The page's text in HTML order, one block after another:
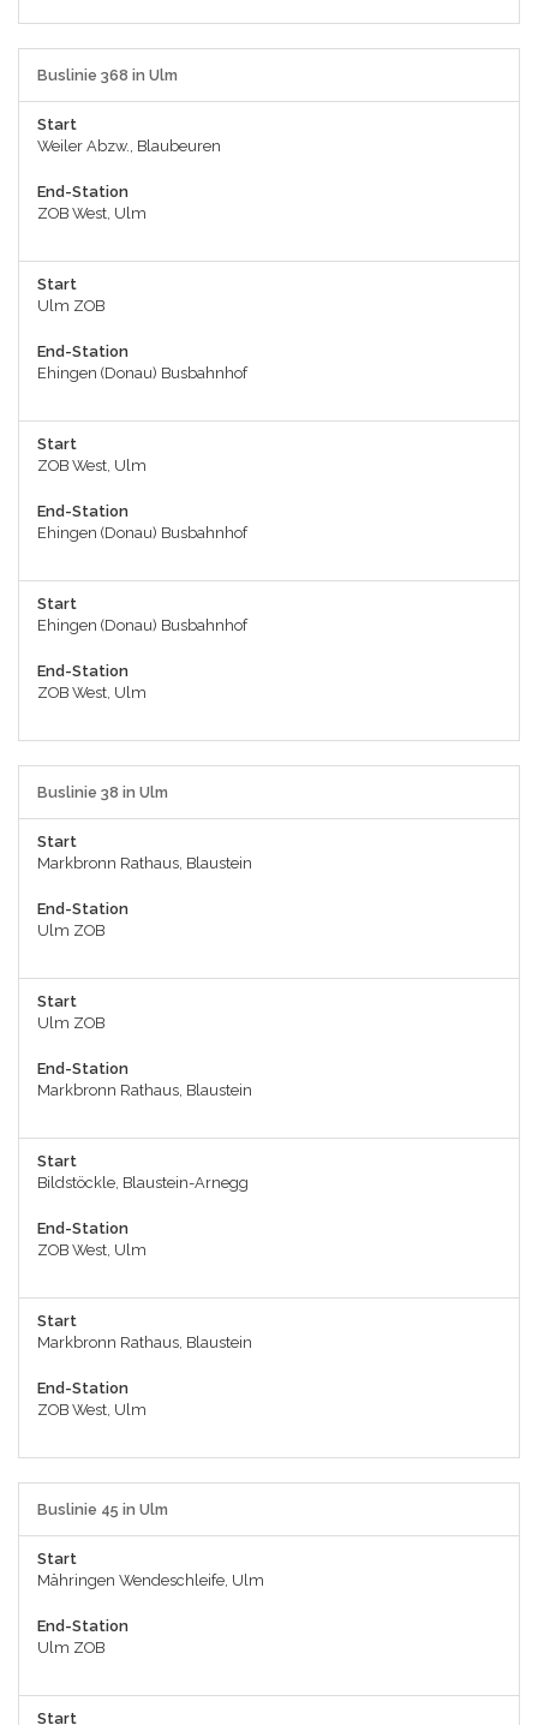
Buslinie 368 in Ulm
Start
Weiler Abzw., Blaubeuren
End-Station
ZOB West, Ulm
Start
Ulm ZOB
End-Station
Ehingen (Donau) Busbahnhof
Start
ZOB West, Ulm
End-Station
Ehingen (Donau) Busbahnhof
Start
Ehingen (Donau) Busbahnhof
End-Station
ZOB West, Ulm
Buslinie 38 in Ulm
Start
Markbronn Rathaus, Blaustein
End-Station
Ulm ZOB
Start
Ulm ZOB
End-Station
Markbronn Rathaus, Blaustein
Start
Bildstöckle, Blaustein-Arnegg
End-Station
ZOB West, Ulm
Start
Markbronn Rathaus, Blaustein
End-Station
ZOB West, Ulm
Buslinie 45 in Ulm
Start
Mähringen Wendeschleife, Ulm
End-Station
Ulm ZOB
Start